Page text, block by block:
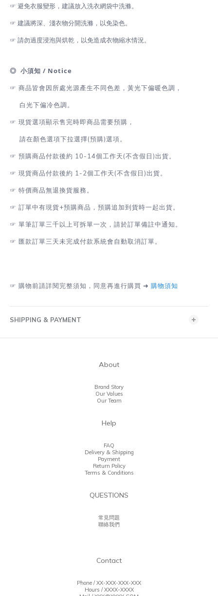
☞ 避免衣服變形，建議放入洗衣網袋中洗滌。
☞ 建議將深、淺衣物分開洗滌，以免染色。
☞ 請勿過度浸泡與烘乾，以免造成衣物縮水情況。
◎ 小須知 / Notice
☞ 商品皆會因所處光源產生不同色差，黃光下偏暖色調，
白光下偏冷色調。
☞ 現貨選項顯示售完時即商品需要預購，
請在顏色選項下拉選擇(預購)選項。
☞ 預購商品付款後約 10-14個工作天(不含假日)出貨。
☞ 現貨商品付款後約 1-2個工作天(不含假日)出貨。
☞ 特價商品無退換貨服務。
☞ 訂單中有現貨+預購商品，預購追加到貨時一起出貨。
☞ 單筆訂單三千以上可拆單一次，請於訂單備註中通知。
☞ 匯款訂單三天未完成付款系統會自動取消訂單。
☞ 購物前請詳閱完整須知，同意再進行購買 ➜ 購物須知
SHIPPING & PAYMENT
About
Brand Story
Our Values
Our Team
Help
FAQ
Delivery & Shipping
Payment
Return Policy
Terms & Conditions
QUESTIONS
常見問題
聯絡我們
Contact
Phone / XX-XXX-XXX-XXX
Hours / XXXX-XXXX